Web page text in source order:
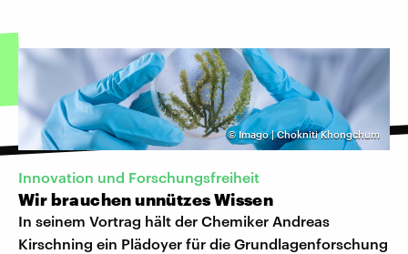
©Imago | Chokniti Khongchum
Innovation und Forschungsfreiheit
Wir brauchen unnützes Wissen
In seinem Vortrag hält der Chemiker Andreas
Kirschning ein Plädoyer für die Grundlagenforschung